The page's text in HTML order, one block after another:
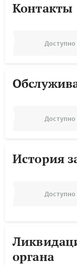
Контакты
История
органа